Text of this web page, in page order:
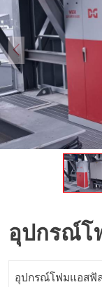
อุปกรณ์โ
อุปกรณ์โฟมแอสฟั